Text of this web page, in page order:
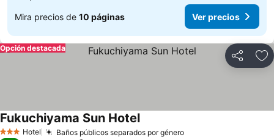
Mira precios de 10 páginas Ver precios
Compartir
Opción destacada
3 Estrellas
Hotel Baños públicos separados por géneroVer precios
Fukuchiyama Sun HotelVer precios